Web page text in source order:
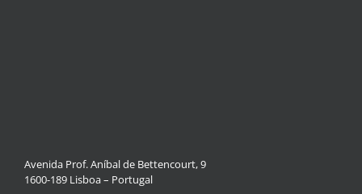
Avenida Prof. Aníbal de Bettencourt, 9
1600-189 Lisboa – Portugal